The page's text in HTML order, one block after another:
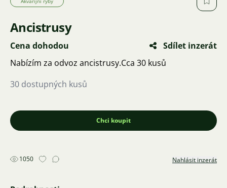
Ancistrusy
Cena dohodou
Sdílet inzerát
Nabízím za odvoz ancistrusy.Cca 30 kusů
30 dostupných kusů
Chci koupit
1050 Nahlásit inzerát